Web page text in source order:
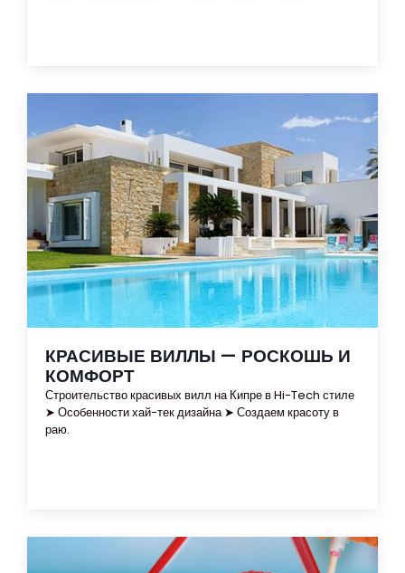
КРАСИВЫЕ ВИЛЛЫ — РОСКОШЬ И
КОМФОРТ
Строительство красивых вилл на Кипре в Hi-Tech стиле
➤ Особенности хай-тек дизайна ➤ Создаем красоту в
раю.